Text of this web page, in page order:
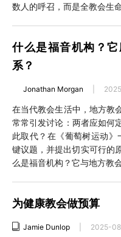
数人的呼召，而是全教会生
什么是福音机构？
系？
Jonathan Morgan
在当代教会生活中，地方教
常常引发讨论：两者应如何
此取代？在《葡萄树运动》
键议题，并提出切实可行的
么是福音机构？它与地方教
为健康教会做预算
Jamie Dunlop 2025-